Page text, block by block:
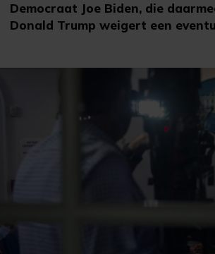
Democraat Joe Biden, die
Donald Trump weigert een